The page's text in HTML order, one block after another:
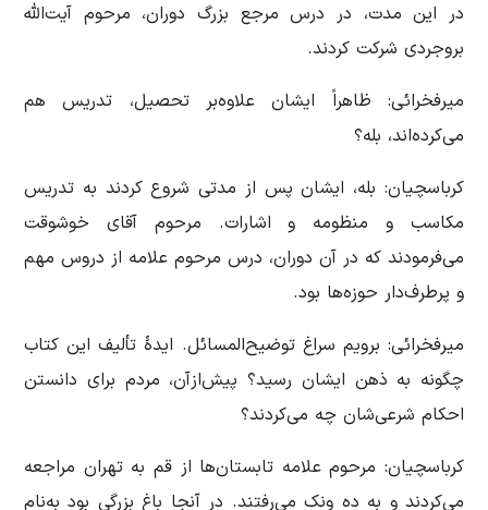
در این مدت، در درس مرجع بزرگ دوران، مرحوم آیت‌الله
بروجردی شرکت کردند.
میرفخرائی: ظاهراً ایشان علاوه‌بر تحصیل، تدریس هم
می‌کرده‌اند، بله؟
کرباسچیان: بله، ایشان پس از مدتی شروع کردند به تدریس
مکاسب و منظومه و اشارات. مرحوم آقای خوشوقت
می‌فرمودند که در آن دوران، درس مرحوم علامه از دروس مهم
و پرطرف‌دار حوزه‌ها بود.
میرفخرائی: برویم سراغ توضیح‌المسائل. ایدۀ تألیف این کتاب
چگونه به ذهن ایشان رسید؟ پیش‌ازآن، مردم برای دانستن
احکام شرعی‌شان چه می‌کردند؟
کرباسچیان: مرحوم علامه تابستان‌ها از قم به تهران مراجعه
می‌کردند و به ده ونک می‌رفتند. در آنجا باغ بزرگی بود به‌نام